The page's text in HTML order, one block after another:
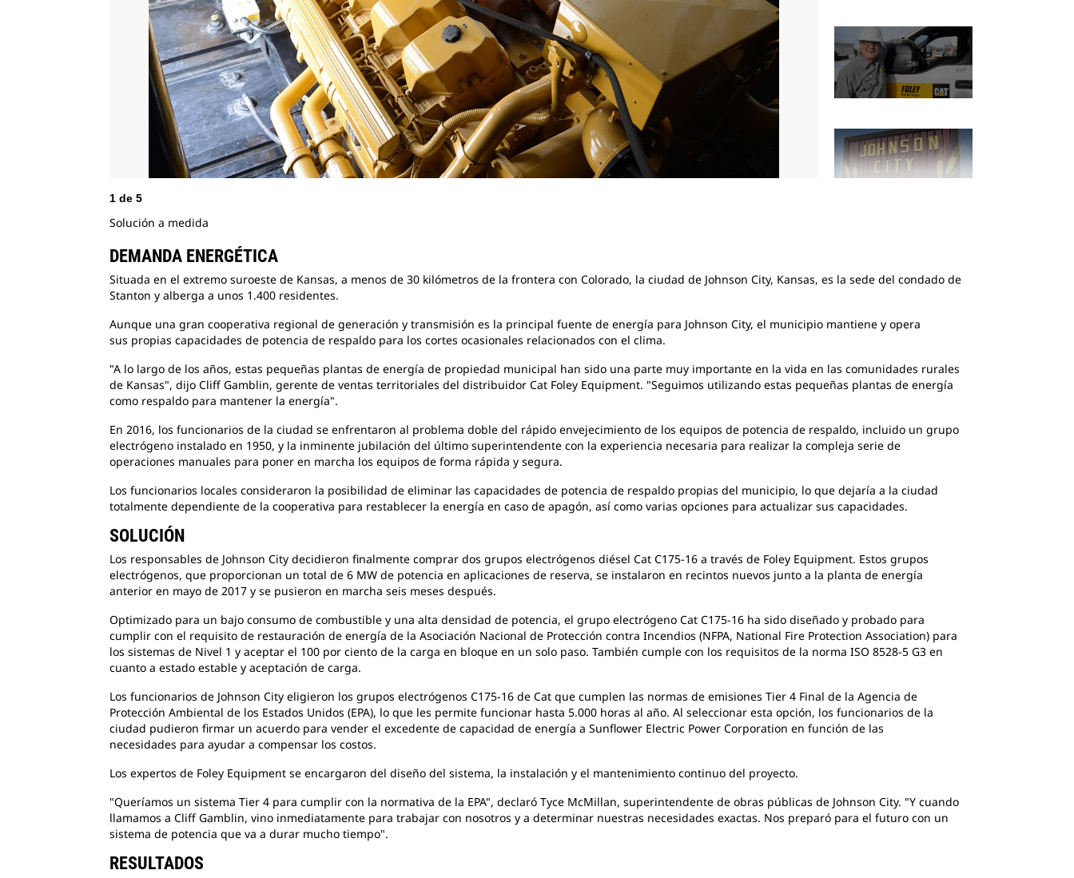
1 de 5
Solución a medida
DEMANDA ENERGÉTICA
Situada en el extremo suroeste de Kansas, a menos de 30 kilómetros de la frontera con Colorado, la ciudad de Johnson City, Kansas, es la sede del condado de
Stanton y alberga a unos 1.400 residentes.
Aunque una gran cooperativa regional de generación y transmisión es la principal fuente de energía para Johnson City, el municipio mantiene y opera
sus propias capacidades de potencia de respaldo para los cortes ocasionales relacionados con el clima.
"A lo largo de los años, estas pequeñas plantas de energía de propiedad municipal han sido una parte muy importante en la vida en las comunidades rurales
de Kansas", dijo Cliff Gamblin, gerente de ventas territoriales del distribuidor Cat Foley Equipment. "Seguimos utilizando estas pequeñas plantas de energía
como respaldo para mantener la energía".
En 2016, los funcionarios de la ciudad se enfrentaron al problema doble del rápido envejecimiento de los equipos de potencia de respaldo, incluido un grupo
electrógeno instalado en 1950, y la inminente jubilación del último superintendente con la experiencia necesaria para realizar la compleja serie de
operaciones manuales para poner en marcha los equipos de forma rápida y segura.
Los funcionarios locales consideraron la posibilidad de eliminar las capacidades de potencia de respaldo propias del municipio, lo que dejaría a la ciudad
totalmente dependiente de la cooperativa para restablecer la energía en caso de apagón, así como varias opciones para actualizar sus capacidades.
SOLUCIÓN
Los responsables de Johnson City decidieron finalmente comprar dos grupos electrógenos diésel Cat C175-16 a través de Foley Equipment. Estos grupos
electrógenos, que proporcionan un total de 6 MW de potencia en aplicaciones de reserva, se instalaron en recintos nuevos junto a la planta de energía
anterior en mayo de 2017 y se pusieron en marcha seis meses después.
Optimizado para un bajo consumo de combustible y una alta densidad de potencia, el grupo electrógeno Cat C175-16 ha sido diseñado y probado para
cumplir con el requisito de restauración de energía de la Asociación Nacional de Protección contra Incendios (NFPA, National Fire Protection Association) para
los sistemas de Nivel 1 y aceptar el 100 por ciento de la carga en bloque en un solo paso. También cumple con los requisitos de la norma ISO 8528-5 G3 en
cuanto a estado estable y aceptación de carga.
Los funcionarios de Johnson City eligieron los grupos electrógenos C175-16 de Cat que cumplen las normas de emisiones Tier 4 Final de la Agencia de
Protección Ambiental de los Estados Unidos (EPA), lo que les permite funcionar hasta 5.000 horas al año. Al seleccionar esta opción, los funcionarios de la
ciudad pudieron firmar un acuerdo para vender el excedente de capacidad de energía a Sunflower Electric Power Corporation en función de las
necesidades para ayudar a compensar los costos.
Los expertos de Foley Equipment se encargaron del diseño del sistema, la instalación y el mantenimiento continuo del proyecto.
"Queríamos un sistema Tier 4 para cumplir con la normativa de la EPA", declaró Tyce McMillan, superintendente de obras públicas de Johnson City. "Y cuando
llamamos a Cliff Gamblin, vino inmediatamente para trabajar con nosotros y a determinar nuestras necesidades exactas. Nos preparó para el futuro con un
sistema de potencia que va a durar mucho tiempo".
RESULTADOS